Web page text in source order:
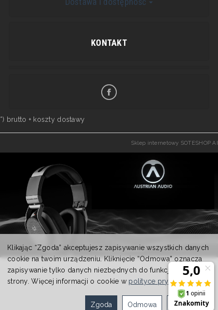
KONTAKT
*) brutto + koszty dostawy
Sklep internetowy SOTESHOP AI
Klikając “Zgoda” akceptujesz zapisywanie wszystkich danych
cookie na twoim urządzeniu. Kliknięcie “Odmowa” oznacza
zapisywanie tylko danych niezbędnych do funkcjonowania
strony. Więcej informacji o cookie w polityce prywatności.
Ustawienia
Odmowa
Zgoda